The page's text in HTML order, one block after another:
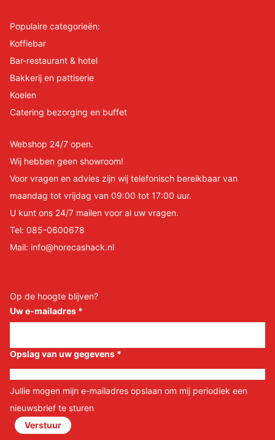
Populaire categorieën:
Koffiebar
Bar-restaurant & hotel
Bakkerij en pattiserie
Koelen
Catering bezorging en buffet
Webshop 24/7 open.
Wij hebben geen showroom!
Voor vragen en advies zijn wij telefonisch bereikbaar van
maandag tot vrijdag van 09:00 tot 17:00 uur.
U kunt ons 24/7 mailen voor al uw vragen.
Tel: 085-0600678
Mail: info@horecashack.nl
Op de hoogte blijven?
Uw e-mailadres *
Opslag van uw gegevens *
Jullie mogen mijn e-mailadres opslaan om mij periodiek een
nieuwsbrief te sturen
Verstuur